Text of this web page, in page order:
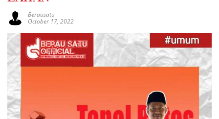
Berausatu
October 17, 2022